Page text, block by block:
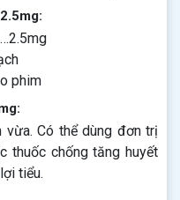
phim
vừa. Có thể dùng đơn trị
thuốc chống tăng huyết
tiểu.